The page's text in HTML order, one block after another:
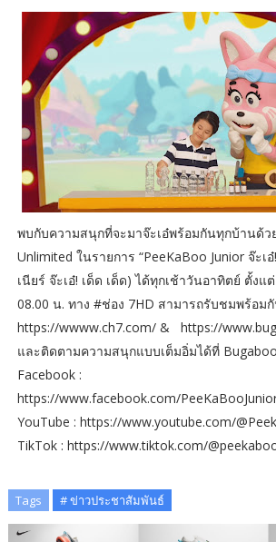
พบกับความสนุกที่จะมาจ๊ะเอ๋พร้อมกันทุกบ้านด้ว
Unlimited ในรายการ “PeeKaBoo Junior จ๊ะเ
เนียร์ จ๊ะเอ๋! เด็ด เด็ด) ได้ทุกเช้าวันอาทิตย์ ตั้งแ
08.00 น. ทาง #ช่อง 7HD สามารถรับชมพร้อม
https://wwww.ch7.com/ & https://
และติดตามความสนุกแบบเต็มอิ่มได้ที่
Facebook :
https://www.facebook.com/
YouTube : https://www.youtube.com/
TikTok : https://www.tiktok.com/
Tags # ข่าวประชาสัมพันธ์